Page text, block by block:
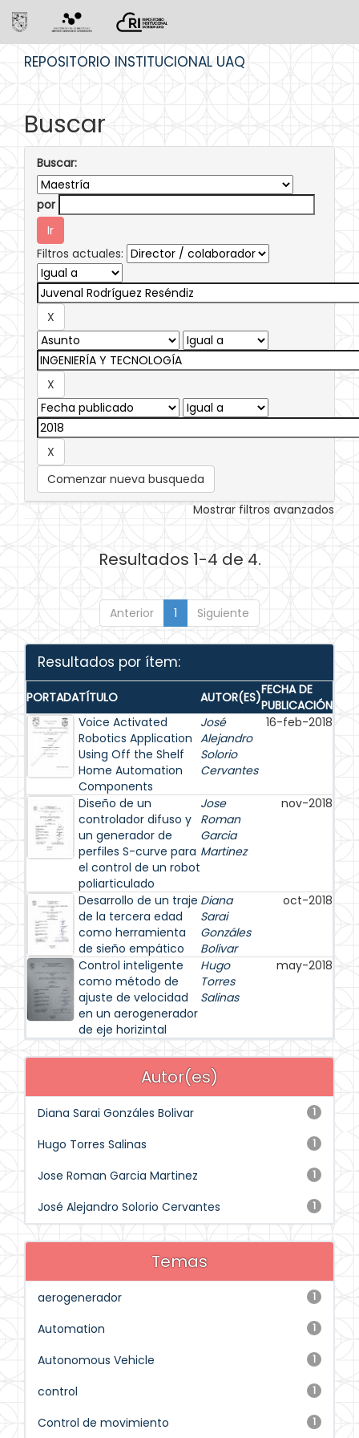
REPOSITORIO INSTITUCIONAL UAQ
Buscar
Buscar:
por
Filtros actuales:
Comenzar nueva busqueda
Mostrar filtros avanzados
Resultados 1-4 de 4.
Anterior 1 Siguiente
Resultados por ítem:
PORTADATÍTULO AUTOR(ES)FECHA DE
PUBLICACIÓN
Voice Activated
Robotics Application
Using Off the Shelf
Home Automation
Components
José
Alejandro
Solorio
Cervantes
16-feb-2018
Diseño de un
controlador difuso y
un generador de
perfiles S-curve para
el control de un robot
poliarticulado
Jose
Roman
Garcia
Martinez
nov-2018
Desarrollo de un traje
de la tercera edad
como herramienta
de sieño empático
Diana
Sarai
Gonzáles
Bolivar
oct-2018
Control inteligente
como método de
ajuste de velocidad
en un aerogenerador
de eje horizintal
Hugo
Torres
Salinas
may-2018
Autor(es)
1
Diana Sarai Gonzáles Bolivar
1
Hugo Torres Salinas
1
Jose Roman Garcia Martinez
1
José Alejandro Solorio Cervantes
Temas
1
aerogenerador
1
Automation
1
Autonomous Vehicle
1
control
1
Control de movimiento